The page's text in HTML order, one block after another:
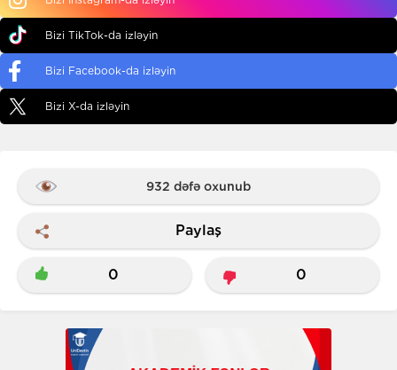
Bizi TikTok-da izləyin
Bizi Facebook-da izləyin
Bizi X-da izləyin
932 dəfə oxunub
Paylaş
0 0